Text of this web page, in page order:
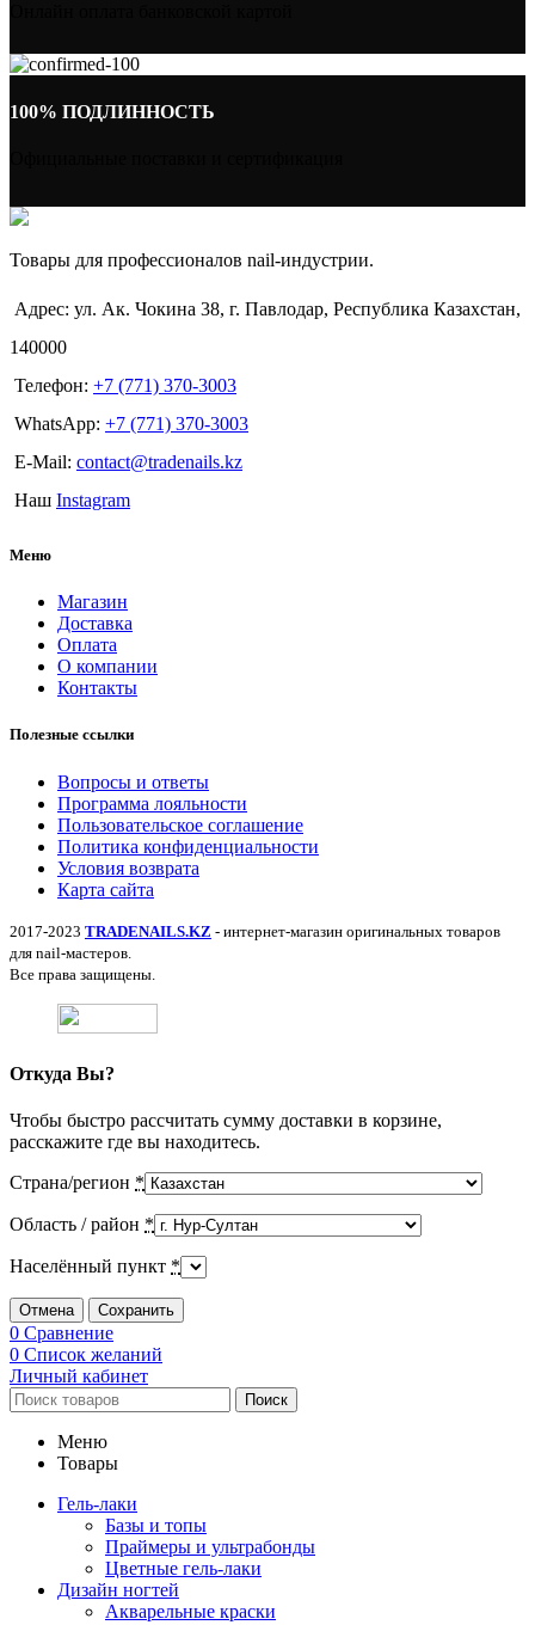
100% ПОДЛИННОСТЬ
Товары для профессионалов nail-индустрии.
Адрес: ул. Ак. Чокина 38, г. Павлодар, Республика Казахстан,
140000
Телефон: +7 (771) 370-3003
WhatsApp: +7 (771) 370-3003
E-Mail: contact@tradenails.kz
Наш Instagram
Меню
Магазин
Доставка
Оплата
О компании
Контакты
Полезные ссылки
Вопросы и ответы
Программа лояльности
Пользовательское соглашение
Политика конфиденциальности
Условия возврата
Карта сайта
2017-2023 TRADENAILS.KZ - интернет-магазин оригинальных товаров
для nail-мастеров.
Все права защищены.
Откуда Вы?
Чтобы быстро рассчитать сумму доставки в корзине,
расскажите где вы находитесь.
Страна/регион *
Область / район *
Населённый пункт *
Отмена Сохранить
0 Сравнение
0 Список желаний
Личный кабинет
Поиск
Меню
Товары
Гель-лаки
Базы и топы
Праймеры и ультрабонды
Цветные гель-лаки
Дизайн ногтей
Акварельные краски